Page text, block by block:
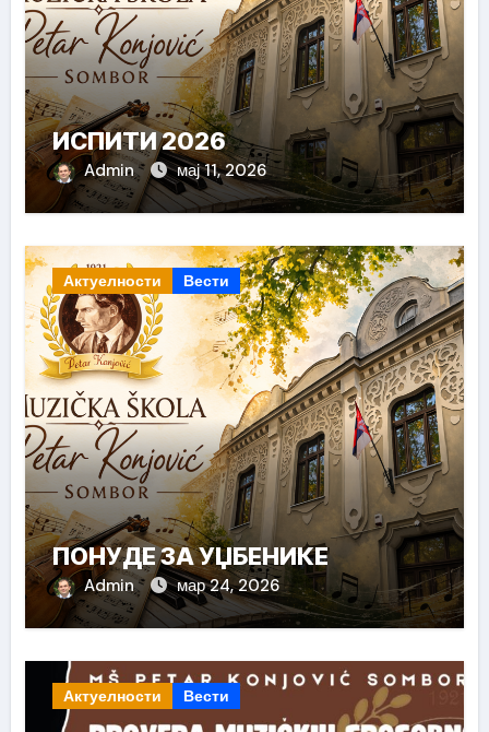
ИСПИТИ 2026
Admin мај 11, 2026
Актуелности Вести
ПОНУДЕ ЗА УЏБЕНИКЕ
Admin мар 24, 2026
Актуелности Вести